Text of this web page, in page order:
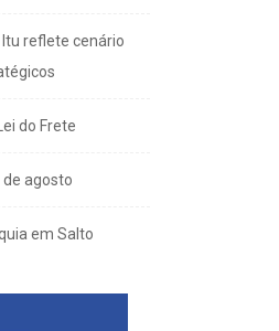
reflete cenário
do Frete
agosto
em Salto